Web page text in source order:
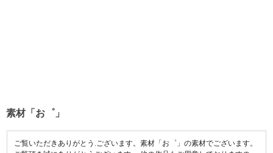
素材「お゜」
ご覧いただきありがとう.ございます。素材「お゜」の素材でございます。